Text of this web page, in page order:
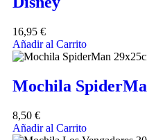
16,95 €
Añadir al Carrito
Mochila
8,50 €
Añadir al Carrito